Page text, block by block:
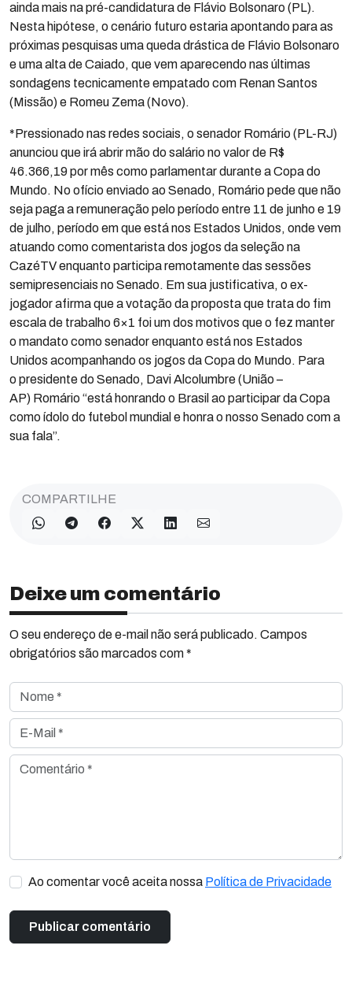
ainda mais na pré-candidatura de Flávio Bolsonaro (PL).
Nesta hipótese, o cenário futuro estaria apontando para as
próximas pesquisas uma queda drástica de Flávio Bolsonaro
e uma alta de Caiado, que vem aparecendo nas últimas
sondagens tecnicamente empatado com Renan Santos
(Missão) e Romeu Zema (Novo).
*Pressionado nas redes sociais, o senador Romário (PL-RJ)
anunciou que irá abrir mão do salário no valor de R$
46.366,19 por mês como parlamentar durante a Copa do
Mundo. No ofício enviado ao Senado, Romário pede que não
seja paga a remuneração pelo período entre 11 de junho e 19
de julho, período em que está nos Estados Unidos, onde vem
atuando como comentarista dos jogos da seleção na
CazéTV enquanto participa remotamente das sessões
semipresenciais no Senado. Em sua justificativa, o ex-
jogador afirma que a votação da proposta que trata do fim
escala de trabalho 6×1 foi um dos motivos que o fez manter
o mandato como senador enquanto está nos Estados
Unidos acompanhando os jogos da Copa do Mundo. Para
o presidente do Senado, Davi Alcolumbre (União –
AP) Romário “está honrando o Brasil ao participar da Copa
como ídolo do futebol mundial e honra o nosso Senado com a
sua fala”.
COMPARTILHE
Deixe um comentário
O seu endereço de e-mail não será publicado. Campos
obrigatórios são marcados com *
Nome *
E-Mail *
Comentário *
Ao comentar você aceita nossa Política de Privacidade